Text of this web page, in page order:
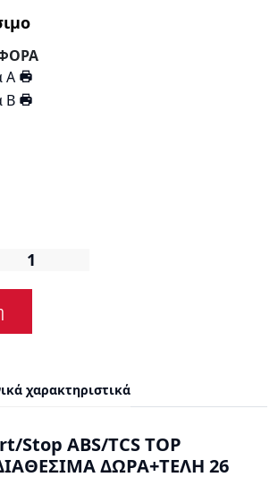
Α
Β
χαρακτηριστικά
Stop ABS/TCS TOP
ΔΩΡΑ+ΤΕΛΗ 26